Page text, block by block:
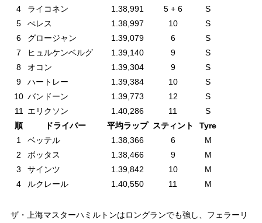
4
ライコネン 1.38,991 5 + 6
S
5
ぺレス 1.38,997 10
S
6
グロージャン 1.39,079 6
S
7
ヒュルケンベルグ 1.39,140 9
S
8
オコン 1.39,304 9
S
9
ハートレー 1.39,384 10
S
10 バンドーン 1.39,773 12
S
11
エリクソン 1.40,286 11
S
順
ドライバー 平均ラップ スティント
Tyre
1
ベッテル 1.38,366 6
M
2
ボッタス 1.38,466 9
M
3
サインツ 1.39,842 10
M
4
ルクレール 1.40,550 11 M
ザ・上海マスターハミルトンはロングランでも強し、フェラーリ